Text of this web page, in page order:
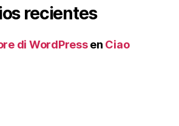
recientes
di WordPressen Ciao